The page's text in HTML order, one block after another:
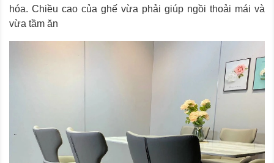
hóa. Chiều cao của ghế vừa phải giúp ngồi thoải mái và
vừa tầm ăn